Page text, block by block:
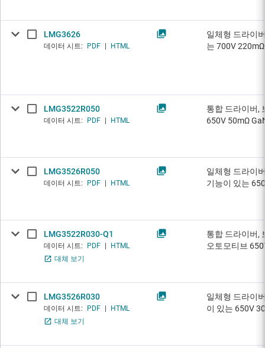
LMG3626
데이터 시트: PDF HTML
일체형 드라이
는 700V 220mΩ
LMG3522R050
데이터 시트: PDF HTML
통합 드라이버,
650V 50mΩ
LMG3526R050
데이터 시트: PDF HTML
일체형 드라이
기능이 있는
LMG3522R030-Q1
데이터 시트: PDF
HTML
대체 보기
통합 드라이버,
오토모티브
LMG3526R030
데이터 시트: PDF
HTML
대체 보기
일체형 드라이
이 있는 650V